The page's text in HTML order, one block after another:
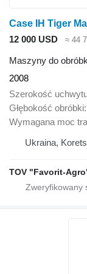
Case IH Tiger
12 000 USD
≈ 44
Maszyny do
2008
Szerokość
Głębokość obróbki
Wymagana moc
Ukraina, Korets
TOV "Favorit-